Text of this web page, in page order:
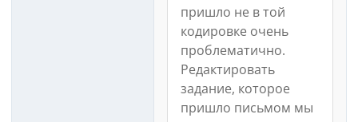
пришло не в той
кодировке очень
проблематично.
Редактировать
задание, которое
пришло письмом мы